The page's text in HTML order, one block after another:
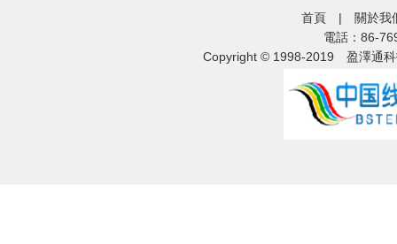
首頁 |
關於我
電話：86-
Copyright © 1998-2019
盈澤通